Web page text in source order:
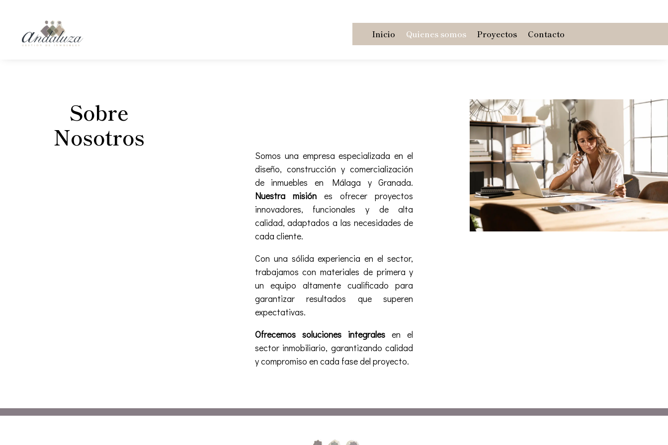
Inicio Quienes somos Proyectos Contacto
Sobre
Nosotros
Somos una empresa especializada en el
diseño, construcción y comercialización
de inmuebles en Málaga y Granada.
Nuestra misiónes ofrecer proyectos
innovadores, funcionales y de alta
calidad, adaptados a las necesidades de
cada cliente.
Con una sólida experiencia en el sector,
trabajamos con materiales de primera y
un equipo altamente cualificado para
garantizar resultados que superen
expectativas.
Ofrecemos soluciones integralesen el
sector inmobiliario, garantizando calidad
y compromiso en cada fase del proyecto.